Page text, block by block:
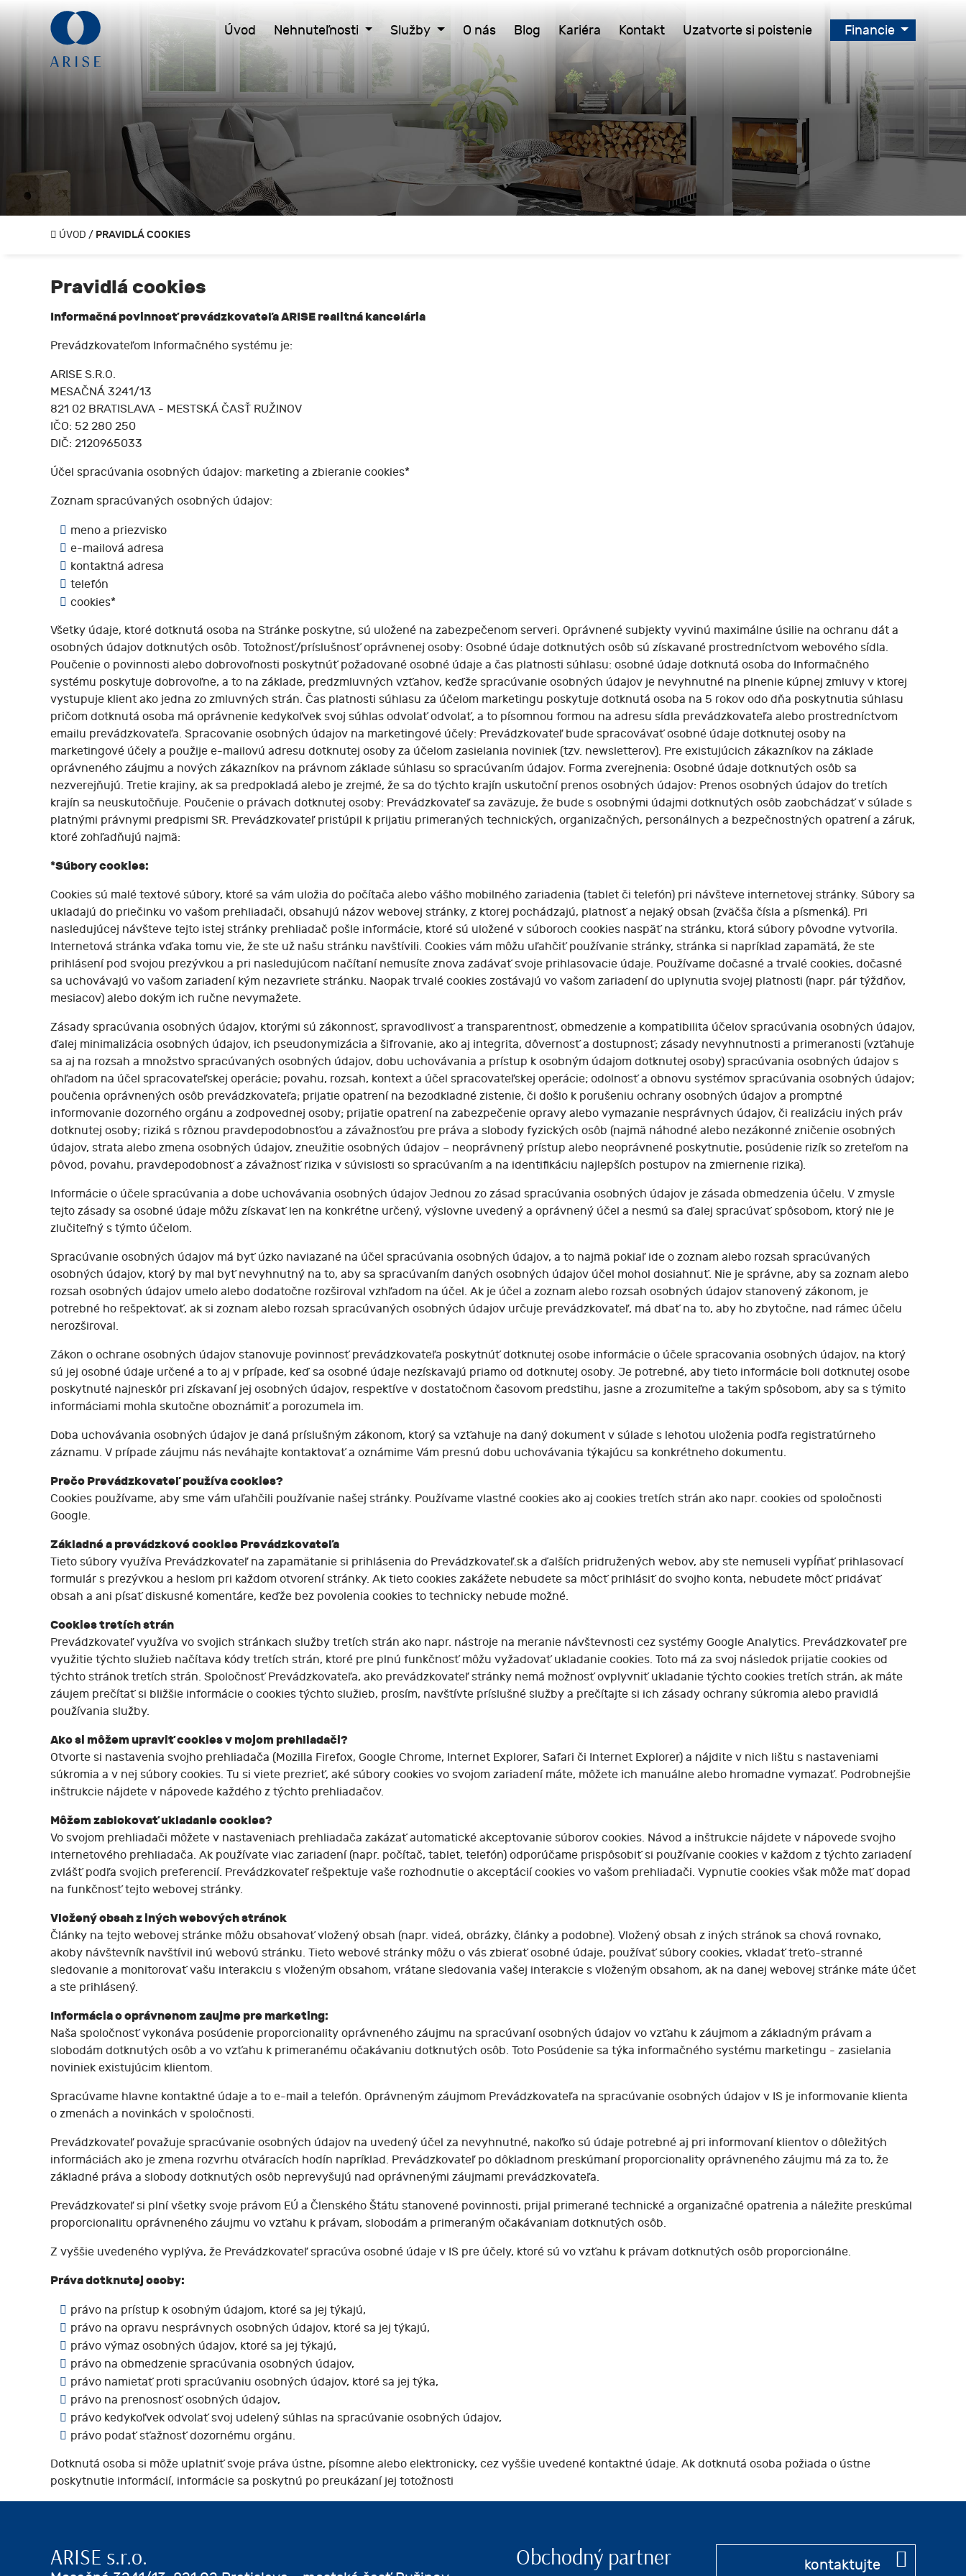
Úvod Nehnuteľnosti Služby O nás Blog Kariéra Kontakt Uzatvorte si poistenie Financie
ÚVOD / PRAVIDLÁ COOKIES
Pravidlá cookies
Informačná povinnosť prevádzkovateľa ARISE realitná kancelária
Prevádzkovateľom Informačného systému je:
ARISE S.R.O.
MESAČNÁ 3241/13
821 02 BRATISLAVA - MESTSKÁ ČASŤ RUŽINOV
IČO: 52 280 250
DIČ: 2120965033
Účel spracúvania osobných údajov: marketing a zbieranie cookies*
Zoznam spracúvaných osobných údajov:
meno a priezvisko
e-mailová adresa
kontaktná adresa
telefón
cookies*
Všetky údaje, ktoré dotknutá osoba na Stránke poskytne, sú uložené na zabezpečenom serveri. Oprávnené subjekty vyvinú maximálne úsilie na ochranu dát a
osobných údajov dotknutých osôb. Totožnosť/príslušnosť oprávnenej osoby: Osobné údaje dotknutých osôb sú získavané prostredníctvom webového sídla.
Poučenie o povinnosti alebo dobrovoľnosti poskytnúť požadované osobné údaje a čas platnosti súhlasu: osobné údaje dotknutá osoba do Informačného
systému poskytuje dobrovoľne, a to na základe, predzmluvných vzťahov, keďže spracúvanie osobných údajov je nevyhnutné na plnenie kúpnej zmluvy v ktorej
vystupuje klient ako jedna zo zmluvných strán. Čas platnosti súhlasu za účelom marketingu poskytuje dotknutá osoba na 5 rokov odo dňa poskytnutia súhlasu
pričom dotknutá osoba má oprávnenie kedykoľvek svoj súhlas odvolať odvolať, a to písomnou formou na adresu sídla prevádzkovateľa alebo prostredníctvom
emailu prevádzkovateľa. Spracovanie osobných údajov na marketingové účely: Prevádzkovateľ bude spracovávať osobné údaje dotknutej osoby na
marketingové účely a použije e-mailovú adresu dotknutej osoby za účelom zasielania noviniek (tzv. newsletterov). Pre existujúcich zákazníkov na základe
oprávneného záujmu a nových zákazníkov na právnom základe súhlasu so spracúvaním údajov. Forma zverejnenia: Osobné údaje dotknutých osôb sa
nezverejňujú. Tretie krajiny, ak sa predpokladá alebo je zrejmé, že sa do týchto krajín uskutoční prenos osobných údajov: Prenos osobných údajov do tretích
krajín sa neuskutočňuje. Poučenie o právach dotknutej osoby: Prevádzkovateľ sa zaväzuje, že bude s osobnými údajmi dotknutých osôb zaobchádzať v súlade s
platnými právnymi predpismi SR. Prevádzkovateľ pristúpil k prijatiu primeraných technických, organizačných, personálnych a bezpečnostných opatrení a záruk,
ktoré zohľadňujú najmä:
*Súbory cookies:
Cookies sú malé textové súbory, ktoré sa vám uložia do počítača alebo vášho mobilného zariadenia (tablet či telefón) pri návšteve internetovej stránky. Súbory sa
ukladajú do priečinku vo vašom prehliadači, obsahujú názov webovej stránky, z ktorej pochádzajú, platnosť a nejaký obsah (zväčša čísla a písmenká). Pri
nasledujúcej návšteve tejto istej stránky prehliadač pošle informácie, ktoré sú uložené v súboroch cookies naspäť na stránku, ktorá súbory pôvodne vytvorila.
Internetová stránka vďaka tomu vie, že ste už našu stránku navštívili. Cookies vám môžu uľahčiť používanie stránky, stránka si napríklad zapamätá, že ste
prihlásení pod svojou prezývkou a pri nasledujúcom načítaní nemusíte znova zadávať svoje prihlasovacie údaje. Používame dočasné a trvalé cookies, dočasné
sa uchovávajú vo vašom zariadení kým nezavriete stránku. Naopak trvalé cookies zostávajú vo vašom zariadení do uplynutia svojej platnosti (napr. pár týždňov,
mesiacov) alebo dokým ich ručne nevymažete.
Zásady spracúvania osobných údajov, ktorými sú zákonnosť, spravodlivosť a transparentnosť, obmedzenie a kompatibilita účelov spracúvania osobných údajov,
ďalej minimalizácia osobných údajov, ich pseudonymizácia a šifrovanie, ako aj integrita, dôvernosť a dostupnosť; zásady nevyhnutnosti a primeranosti (vzťahuje
sa aj na rozsah a množstvo spracúvaných osobných údajov, dobu uchovávania a prístup k osobným údajom dotknutej osoby) spracúvania osobných údajov s
ohľadom na účel spracovateľskej operácie; povahu, rozsah, kontext a účel spracovateľskej operácie; odolnosť a obnovu systémov spracúvania osobných údajov;
poučenia oprávnených osôb prevádzkovateľa; prijatie opatrení na bezodkladné zistenie, či došlo k porušeniu ochrany osobných údajov a promptné
informovanie dozorného orgánu a zodpovednej osoby; prijatie opatrení na zabezpečenie opravy alebo vymazanie nesprávnych údajov, či realizáciu iných práv
dotknutej osoby; riziká s rôznou pravdepodobnosťou a závažnosťou pre práva a slobody fyzických osôb (najmä náhodné alebo nezákonné zničenie osobných
údajov, strata alebo zmena osobných údajov, zneužitie osobných údajov – neoprávnený prístup alebo neoprávnené poskytnutie, posúdenie rizík so zreteľom na
pôvod, povahu, pravdepodobnosť a závažnosť rizika v súvislosti so spracúvaním a na identifikáciu najlepších postupov na zmiernenie rizika).
Informácie o účele spracúvania a dobe uchovávania osobných údajov Jednou zo zásad spracúvania osobných údajov je zásada obmedzenia účelu. V zmysle
tejto zásady sa osobné údaje môžu získavať len na konkrétne určený, výslovne uvedený a oprávnený účel a nesmú sa ďalej spracúvať spôsobom, ktorý nie je
zlučiteľný s týmto účelom.
Spracúvanie osobných údajov má byť úzko naviazané na účel spracúvania osobných údajov, a to najmä pokiaľ ide o zoznam alebo rozsah spracúvaných
osobných údajov, ktorý by mal byť nevyhnutný na to, aby sa spracúvaním daných osobných údajov účel mohol dosiahnuť. Nie je správne, aby sa zoznam alebo
rozsah osobných údajov umelo alebo dodatočne rozširoval vzhľadom na účel. Ak je účel a zoznam alebo rozsah osobných údajov stanovený zákonom, je
potrebné ho rešpektovať, ak si zoznam alebo rozsah spracúvaných osobných údajov určuje prevádzkovateľ, má dbať na to, aby ho zbytočne, nad rámec účelu
nerozširoval.
Zákon o ochrane osobných údajov stanovuje povinnosť prevádzkovateľa poskytnúť dotknutej osobe informácie o účele spracovania osobných údajov, na ktorý
sú jej osobné údaje určené a to aj v prípade, keď sa osobné údaje nezískavajú priamo od dotknutej osoby. Je potrebné, aby tieto informácie boli dotknutej osobe
poskytnuté najneskôr pri získavaní jej osobných údajov, respektíve v dostatočnom časovom predstihu, jasne a zrozumiteľne a takým spôsobom, aby sa s týmito
informáciami mohla skutočne oboznámiť a porozumela im.
Doba uchovávania osobných údajov je daná príslušným zákonom, ktorý sa vzťahuje na daný dokument v súlade s lehotou uloženia podľa registratúrneho
záznamu. V prípade záujmu nás neváhajte kontaktovať a oznámime Vám presnú dobu uchovávania týkajúcu sa konkrétneho dokumentu.
Prečo Prevádzkovateľ používa cookies?
Cookies používame, aby sme vám uľahčili používanie našej stránky. Používame vlastné cookies ako aj cookies tretích strán ako napr. cookies od spoločnosti
Google.
Základné a prevádzkové cookies Prevádzkovateľa
Tieto súbory využíva Prevádzkovateľ na zapamätanie si prihlásenia do Prevádzkovateľ.sk a ďalších pridružených webov, aby ste nemuseli vypĺňať prihlasovací
formulár s prezývkou a heslom pri každom otvorení stránky. Ak tieto cookies zakážete nebudete sa môcť prihlásiť do svojho konta, nebudete môcť pridávať
obsah a ani písať diskusné komentáre, keďže bez povolenia cookies to technicky nebude možné.
Cookies tretích strán
Prevádzkovateľ využíva vo svojich stránkach služby tretích strán ako napr. nástroje na meranie návštevnosti cez systémy Google Analytics. Prevádzkovateľ pre
využitie týchto služieb načítava kódy tretích strán, ktoré pre plnú funkčnosť môžu vyžadovať ukladanie cookies. Toto má za svoj následok prijatie cookies od
týchto stránok tretích strán. Spoločnosť Prevádzkovateľa, ako prevádzkovateľ stránky nemá možnosť ovplyvniť ukladanie týchto cookies tretích strán, ak máte
záujem prečítať si bližšie informácie o cookies týchto služieb, prosím, navštívte príslušné služby a prečítajte si ich zásady ochrany súkromia alebo pravidlá
používania služby.
Ako si môžem upraviť cookies v mojom prehliadači?
Otvorte si nastavenia svojho prehliadača (Mozilla Firefox, Google Chrome, Internet Explorer, Safari či Internet Explorer) a nájdite v nich lištu s nastaveniami
súkromia a v nej súbory cookies. Tu si viete prezrieť, aké súbory cookies vo svojom zariadení máte, môžete ich manuálne alebo hromadne vymazať. Podrobnejšie
inštrukcie nájdete v nápovede každého z týchto prehliadačov.
Môžem zablokovať ukladanie cookies?
Vo svojom prehliadači môžete v nastaveniach prehliadača zakázať automatické akceptovanie súborov cookies. Návod a inštrukcie nájdete v nápovede svojho
internetového prehliadača. Ak používate viac zariadení (napr. počítač, tablet, telefón) odporúčame prispôsobiť si používanie cookies v každom z týchto zariadení
zvlášť podľa svojich preferencií. Prevádzkovateľ rešpektuje vaše rozhodnutie o akceptácií cookies vo vašom prehliadači. Vypnutie cookies však môže mať dopad
na funkčnosť tejto webovej stránky.
Vložený obsah z iných webových stránok
Články na tejto webovej stránke môžu obsahovať vložený obsah (napr. videá, obrázky, články a podobne). Vložený obsah z iných stránok sa chová rovnako,
akoby návštevník navštívil inú webovú stránku. Tieto webové stránky môžu o vás zbierať osobné údaje, používať súbory cookies, vkladať treťo-stranné
sledovanie a monitorovať vašu interakciu s vloženým obsahom, vrátane sledovania vašej interakcie s vloženým obsahom, ak na danej webovej stránke máte účet
a ste prihlásený.
Informácia o oprávnenom zaujme pre marketing:
Naša spoločnosť vykonáva posúdenie proporcionality oprávneného záujmu na spracúvaní osobných údajov vo vzťahu k záujmom a základným právam a
slobodám dotknutých osôb a vo vzťahu k primeranému očakávaniu dotknutých osôb. Toto Posúdenie sa týka informačného systému marketingu - zasielania
noviniek existujúcim klientom.
Spracúvame hlavne kontaktné údaje a to e-mail a telefón. Oprávneným záujmom Prevádzkovateľa na spracúvanie osobných údajov v IS je informovanie klienta
o zmenách a novinkách v spoločnosti.
Prevádzkovateľ považuje spracúvanie osobných údajov na uvedený účel za nevyhnutné, nakoľko sú údaje potrebné aj pri informovaní klientov o dôležitých
informáciách ako je zmena rozvrhu otváracích hodín napríklad. Prevádzkovateľ po dôkladnom preskúmaní proporcionality oprávneného záujmu má za to, že
základné práva a slobody dotknutých osôb neprevyšujú nad oprávnenými záujmami prevádzkovateľa.
Prevádzkovateľ si plní všetky svoje právom EÚ a Členského Štátu stanovené povinnosti, prijal primerané technické a organizačné opatrenia a náležite preskúmal
proporcionalitu oprávneného záujmu vo vzťahu k právam, slobodám a primeraným očakávaniam dotknutých osôb.
Z vyššie uvedeného vyplýva, že Prevádzkovateľ spracúva osobné údaje v IS pre účely, ktoré sú vo vzťahu k právam dotknutých osôb proporcionálne.
Práva dotknutej osoby:
právo na prístup k osobným údajom, ktoré sa jej týkajú,
právo na opravu nesprávnych osobných údajov, ktoré sa jej týkajú,
právo výmaz osobných údajov, ktoré sa jej týkajú,
právo na obmedzenie spracúvania osobných údajov,
právo namietať proti spracúvaniu osobných údajov, ktoré sa jej týka,
právo na prenosnosť osobných údajov,
právo kedykoľvek odvolať svoj udelený súhlas na spracúvanie osobných údajov,
právo podať sťažnosť dozornému orgánu.
Dotknutá osoba si môže uplatniť svoje práva ústne, písomne alebo elektronicky, cez vyššie uvedené kontaktné údaje. Ak dotknutá osoba požiada o ústne
poskytnutie informácií, informácie sa poskytnú po preukázaní jej totožnosti
ARISE s.r.o. Obchodný partner
kontaktujte